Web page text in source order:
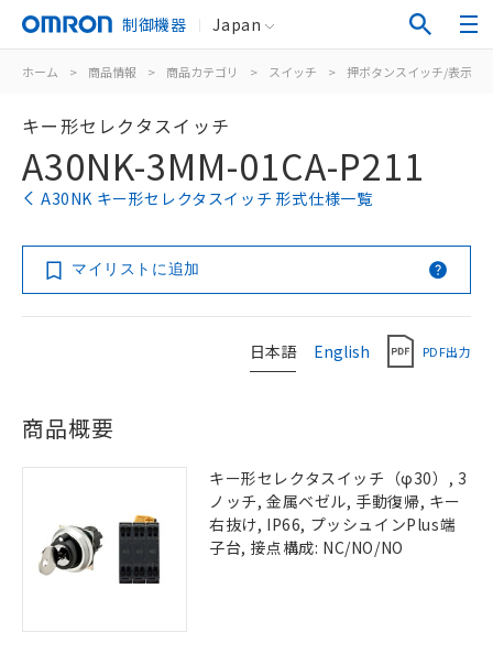
制御機器 Japan
ホーム > 商品情報 > 商品カテゴリ > スイッチ > 押ボタンスイッチ/表示灯
キー形セレクタスイッチ
A30NK-3MM-01CA-P211
A30NK キー形セレクタスイッチ 形式仕様一覧
マイリストに追加
日本語 English PDF出力
商品概要
キー形セレクタスイッチ（φ30）, 3
ノッチ, 金属ベゼル, 手動復帰, キー
右抜け, IP66, プッシュインPlus端
子台, 接点構成: NC/NO/NO